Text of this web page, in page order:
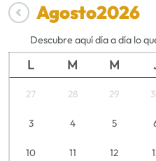
Agosto2026
Descubre aquí día a día lo
L M M
27 28 29
3 4 5
10 11 12